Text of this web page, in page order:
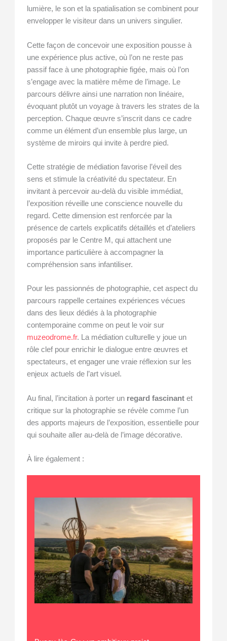
lumière, le son et la spatialisation se combinent pour
envelopper le visiteur dans un univers singulier.
Cette façon de concevoir une exposition pousse à
une expérience plus active, où l’on ne reste pas
passif face à une photographie figée, mais où l’on
s’engage avec la matière même de l’image. Le
parcours délivre ainsi une narration non linéaire,
évoquant plutôt un voyage à travers les strates de la
perception. Chaque œuvre s’inscrit dans ce cadre
comme un élément d’un ensemble plus large, un
système de miroirs qui invite à perdre pied.
Cette stratégie de médiation favorise l’éveil des
sens et stimule la créativité du spectateur. En
invitant à percevoir au-delà du visible immédiat,
l’exposition réveille une conscience nouvelle du
regard. Cette dimension est renforcée par la
présence de cartels explicatifs détaillés et d’ateliers
proposés par le Centre M, qui attachent une
importance particulière à accompagner la
compréhension sans infantiliser.
Pour les passionnés de photographie, cet aspect du
parcours rappelle certaines expériences vécues
dans des lieux dédiés à la photographie
contemporaine comme on peut le voir sur
muzeodrome.fr. La médiation culturelle y joue un
rôle clef pour enrichir le dialogue entre œuvres et
spectateurs, et engager une vraie réflexion sur les
enjeux actuels de l’art visuel.
Au final, l’incitation à porter un regard fascinant et
critique sur la photographie se révèle comme l’un
des apports majeurs de l’exposition, essentielle pour
qui souhaite aller au-delà de l’image décorative.
À lire également :